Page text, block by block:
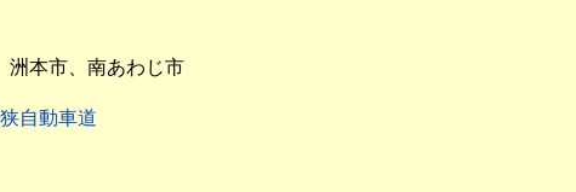
洲本市、南あわじ市
自動車道